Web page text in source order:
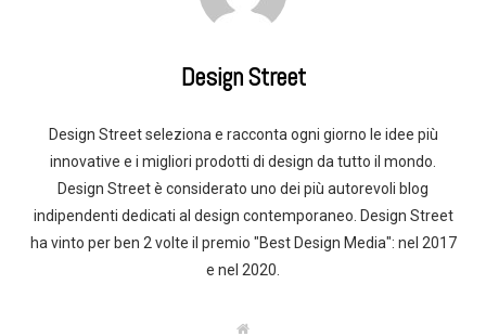
Design Street
Design Street seleziona e racconta ogni giorno le idee più
innovative e i migliori prodotti di design da tutto il mondo.
Design Street è considerato uno dei più autorevoli blog
indipendenti dedicati al design contemporaneo. Design Street
ha vinto per ben 2 volte il premio "Best Design Media": nel 2017
e nel 2020.
W